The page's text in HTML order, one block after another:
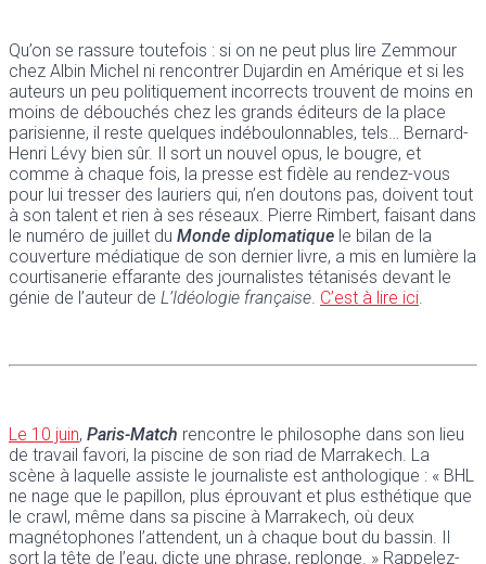
Qu’on se rassure toutefois : si on ne peut plus lire Zemmour
chez Albin Michel ni rencontrer Dujardin en Amérique et si les
auteurs un peu politiquement incorrects trouvent de moins en
moins de débouchés chez les grands éditeurs de la place
parisienne, il reste quelques indéboulonnables, tels… Bernard-
Henri Lévy bien sûr. Il sort un nouvel opus, le bougre, et
comme à chaque fois, la presse est fidèle au rendez-vous
pour lui tresser des lauriers qui, n’en doutons pas, doivent tout
à son talent et rien à ses réseaux. Pierre Rimbert, faisant dans
le numéro de juillet du Monde diplomatique le bilan de la
couverture médiatique de son dernier livre, a mis en lumière la
courtisanerie effarante des journalistes tétanisés devant le
génie de l’auteur de L’Idéologie française. C’est à lire ici.
Le 10 juin, Paris-Match rencontre le philosophe dans son lieu
de travail favori, la piscine de son riad de Marrakech. La
scène à laquelle assiste le journaliste est anthologique : « BHL
ne nage que le papillon, plus éprouvant et plus esthétique que
le crawl, même dans sa piscine à Marrakech, où deux
magnétophones l’attendent, un à chaque bout du bassin. Il
sort la tête de l’eau, dicte une phrase, replonge. » Rappelez-